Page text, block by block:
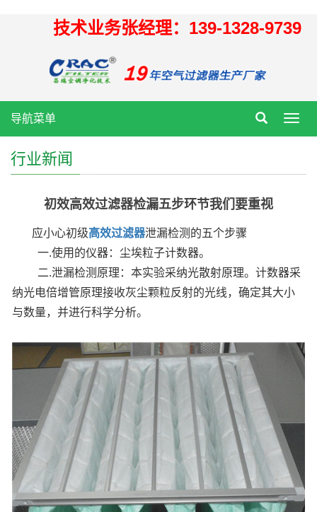
技术业务张经理：139-1328-9739
导航菜单
行业新闻
初效高效过滤器检漏五步环节我们要重视
应小心初级高效过滤器泄漏检测的五个步骤
一.使用的仪器：尘埃粒子计数器。
二.泄漏检测原理：本实验采纳光散射原理。计数器采
纳光电倍增管原理接收灰尘颗粒反射的光线，确定其大小
与数量，并进行科学分析。